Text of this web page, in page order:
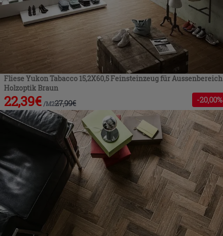
Fliese Yukon Tabacco 15,2X60,5 Feinsteinzeug für Aussenbereich
Holzoptik Braun
22,39€ /M227,99€ -20,00%